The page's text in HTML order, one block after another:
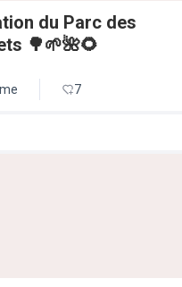
du Parc des
🌳🌱🌺🌻
7